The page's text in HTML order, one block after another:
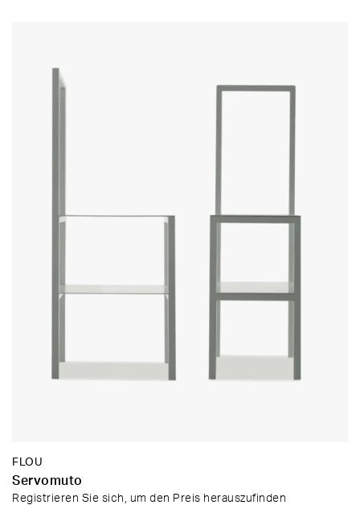
FLOU
Servomuto
Registrieren Sie sich, um den Preis herauszufinden